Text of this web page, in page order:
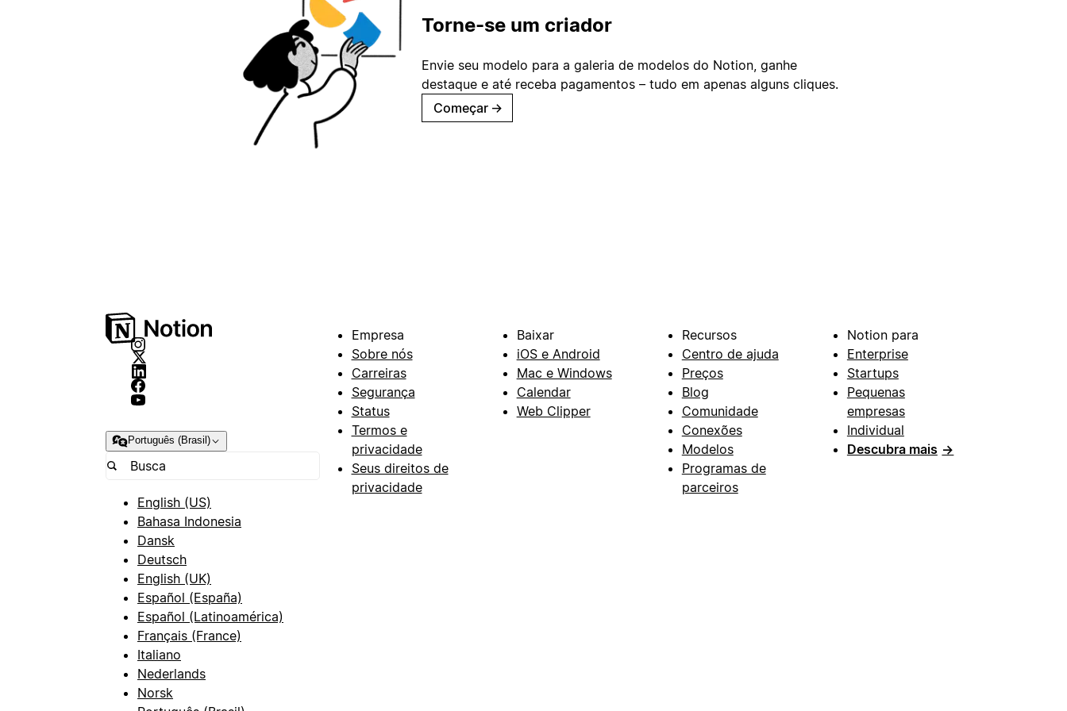
Torne-se um criador
Envie seu modelo para a galeria de modelos do Notion, ganhe
destaque e até receba pagamentos – tudo em apenas alguns cliques.
Começar →
Português (Brasil)
English (US)
Bahasa Indonesia
Dansk
Deutsch
English (UK)
Español (España)
Español (Latinoamérica)
Français (France)
Italiano
Nederlands
Norsk
Empresa
Sobre nós
Carreiras
Segurança
Status
Termos e
privacidade
Seus direitos de
privacidade
Baixar
iOS e Android
Mac e Windows
Calendar
Web Clipper
Recursos
Centro de ajuda
Preços
Blog
Comunidade
Conexões
Modelos
Programas de
parceiros
Notion para
Enterprise
Startups
Pequenas
empresas
Individual
Descubra mais →